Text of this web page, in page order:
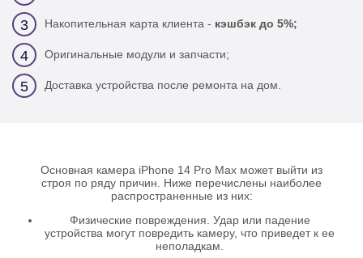
3 Накопительная карта клиента - кэшбэк до 5%;
4 Оригинальные модули и запчасти;
5 Доставка устройства после ремонта на дом.
Основная камера iPhone 14 Pro Max может выйти из
строя по ряду причин. Ниже перечислены наиболее
распространенные из них:
Физические повреждения. Удар или падение
устройства могут повредить камеру, что приведет к ее
неполадкам.